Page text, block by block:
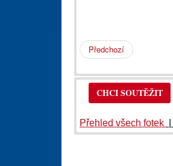
Předchozí
CHCI SOUTĚŽIT
Přehled všech fotek